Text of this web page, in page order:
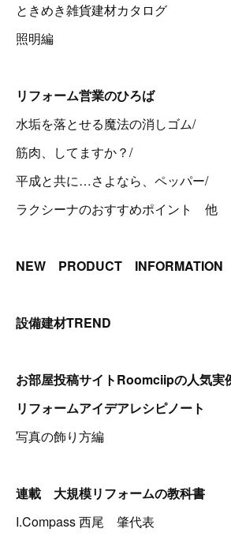
ときめき雑貨建材カタログ
照明編
リフォーム営業のひろば
水垢を落とせる魔法の消しゴム/
筋肉、してますか？/
平成と共に…さよなら、ペッパー/
ラクシーナのおすすめポイント 他
NEW PRODUCT INFORMATION
設備建材TREND
お部屋投稿サイトRoomciipの人気実
リフォームアイデアレシピノート
写真の飾り方編
連載 大規模リフォームの教科書
I.Compass 西尾 肇代表